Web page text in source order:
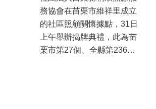
苗栗縣第236處關懷據點在苗栗市維祥里揭牌
115-07-31
社團法人苗栗縣桐欣照顧服